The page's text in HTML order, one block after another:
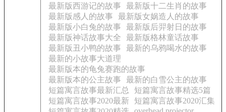
最新版西游记的故事
最新版十二生肖的故事
最新版感人的故事
最新版女娲造人的故事
最新版小白兔的故事
最新版后羿射日的故事
最新版神话故事大全
最新版格林童话故事
最新版丑小鸭的故事
最新的乌鸦喝水的故事
最新的小故事大道理
最新版本的龟兔赛跑的故事
最新版本的公主故事
最新的白雪公主的故事
短篇寓言故事最新汇总
短篇寓言故事精选5篇
短篇寓言故事2020最新
短篇寓言故事2020汇集